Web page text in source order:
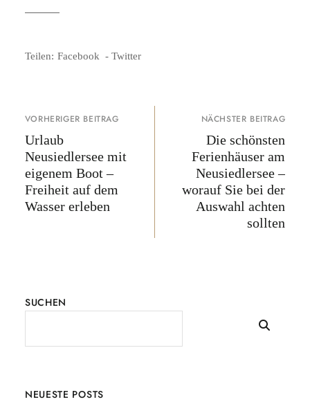
Teilen: Facebook Twitter
VORHERIGER BEITRAG
Urlaub
Neusiedlersee mit
eigenem Boot –
Freiheit auf dem
Wasser erleben
NÄCHSTER BEITRAG
Die schönsten
Ferienhäuser am
Neusiedlersee –
worauf Sie bei der
Auswahl achten
sollten
SUCHEN
NEUESTE POSTS